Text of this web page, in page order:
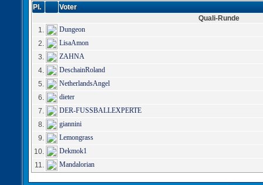
Pl.
Voter
Quali-Runde
1.
Dungeon
2.
LisaAmon
3.
ZAHNA
4.
DeschainRoland
5.
NetherlandsAngel
6.
dieter
7.
DER-FUSSBALLEXPERTE
8.
giannini
9.
Lemongrass
10.
Dekmok1
11.
Mandalorian